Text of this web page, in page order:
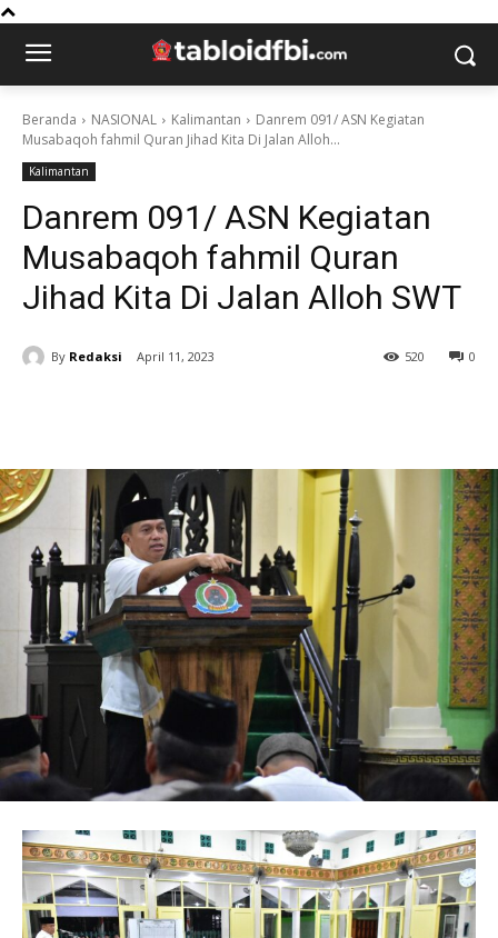
Beranda NASIONAL Kalimantan
Danrem 091/ ASN Kegiatan
Musabaqoh fahmil Quran Jihad Kita Di Jalan Alloh...
Kalimantan
Danrem 091/ ASN Kegiatan
Musabaqoh fahmil Quran
Jihad Kita Di Jalan Alloh SWT
By Redaksi April 11, 2023 0
520